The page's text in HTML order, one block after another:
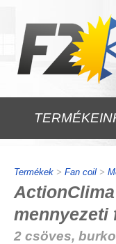
Termékek > Fan coil >
mennyezeti
2 csöves,